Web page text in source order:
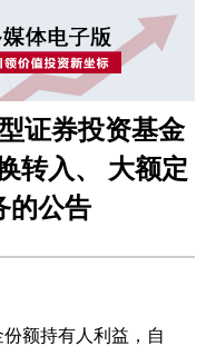
证券投资基金
转入、 大额定
的公告
额持有人利益，自